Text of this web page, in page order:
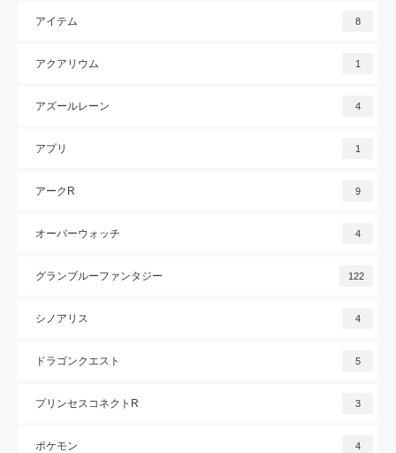
アイテム 8
アクアリウム 1
アズールレーン 4
アプリ 1
アークR 9
オーバーウォッチ 4
グランブルーファンタジー 122
シノアリス 4
ドラゴンクエスト 5
プリンセスコネクトR 3
ポケモン 4